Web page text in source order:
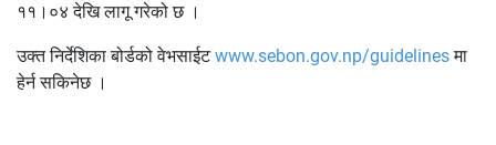
११।०४ देखि लागू गरेको छ ।
उक्त निर्देशिका बोर्डको वेभसाईटwww.sebon.gov.np/guidelinesमा
हेर्न सकिनेछ ।